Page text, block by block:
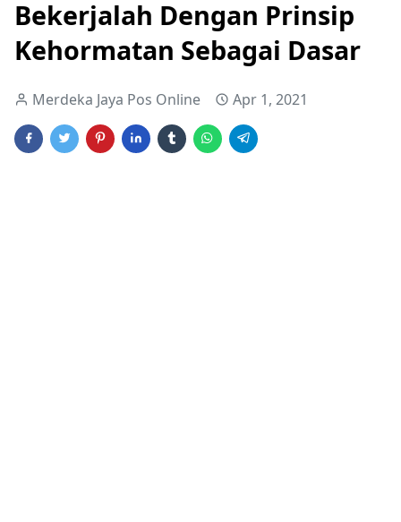
Bekerjalah Dengan Prinsip
Kehormatan Sebagai Dasar
Merdeka Jaya Pos Online Apr 1, 2021